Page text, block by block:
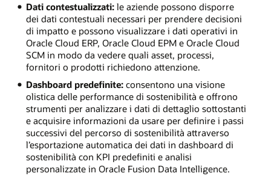
Dati contestualizzati:le aziende possono disporre
dei dati contestuali necessari per prendere decisioni
di impatto e possono visualizzare i dati operativi in
Oracle Cloud ERP, Oracle Cloud EPM e Oracle Cloud
SCM in modo da vedere quali asset, processi,
fornitori o prodotti richiedono attenzione.
Dashboard predefinite:consentono una visione
olistica delle performance di sostenibilità e offrono
strumenti per analizzare i dati di dettaglio sottostanti
e acquisire informazioni da usare per definire i passi
successivi del percorso di sostenibilità attraverso
l’esportazione automatica dei dati in dashboard di
sostenibilità con KPI predefiniti e analisi
personalizzate in Oracle Fusion Data Intelligence.